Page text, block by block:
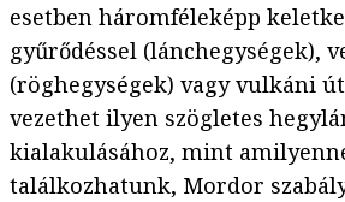
esetben háromféleképp
gyűrődéssel (lánchegységek),
(röghegységek) vagy vulkáni
vezethet ilyen szögletes
kialakulásához, mint
találkozhatunk, Mordor